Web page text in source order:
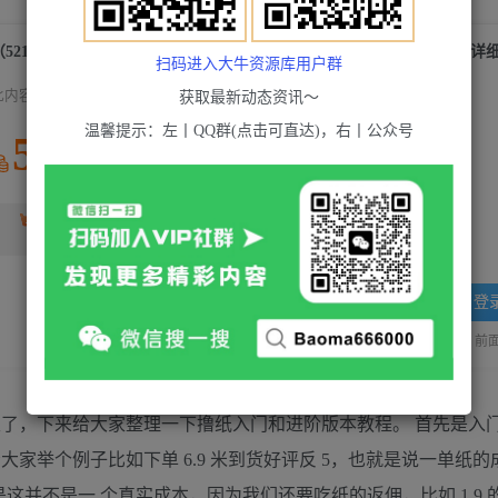
5216期）低保(每日100+)3月最新拼多多果冻宝盒低价撸纸变现+销售详
内容为付费资源，请付费后查看
5 积分
黄金会员 2
免费
登
站长QQ：1970819299 验证码错误，网址最后 pwd 前
，下来给大家整理一下撸纸入门和进阶版本教程。 首先是入
家举个例子比如下单 6.9 米到货好评反 5，也就是说一单纸的
扫码进入大牛资源库用户群
获取最新动态资讯～
温馨提示：左丨QQ群(点击可直达)，右丨公众号